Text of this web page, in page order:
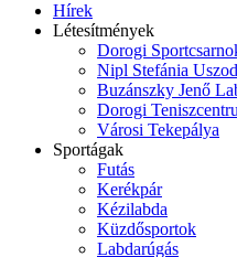
Hírek
Létesítmények
Dorogi
Nipl Stefánia
Buzánszky Jenő
Dorogi
Városi Tekepálya
Sportágak
Futás
Kerékpár
Kézilabda
Küzdősportok
Labdarúgás